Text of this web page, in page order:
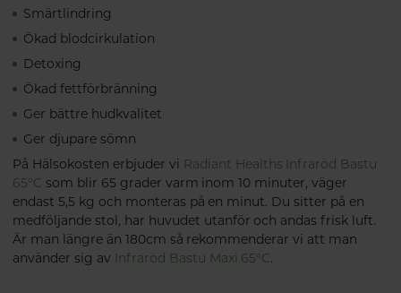
Smärtlindring
Ökad blodcirkulation
Detoxing
Ökad fettförbränning
Ger bättre hudkvalitet
Ger djupare sömn
På Hälsokosten erbjuder vi Radiant Healths Infraröd Bastu
65°C som blir 65 grader varm inom 10 minuter, väger
endast 5,5 kg och monteras på en minut. Du sitter på en
medföljande stol, har huvudet utanför och andas frisk luft.
Är man längre än 180cm så rekommenderar vi att man
använder sig av
Infraröd Bastu Maxi 65°C.